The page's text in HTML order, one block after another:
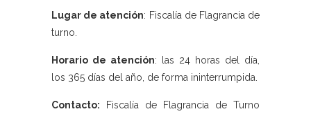
Lugar de atención: Fiscalía de Flagrancia de
turno.
Horario de atención: las 24 horas del día,
los 365 días del año, de forma ininterrumpida.
Contacto: Fiscalía de Flagrancia de Turno